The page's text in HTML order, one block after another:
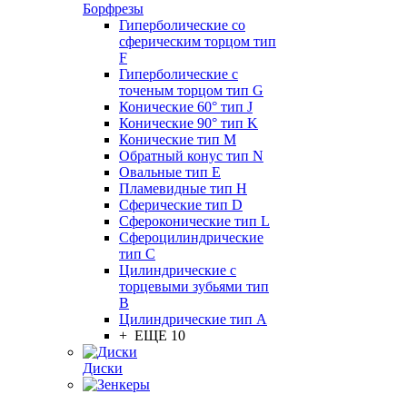
Борфрезы
Гиперболические cо
сферическим торцом тип
F
Гиперболические с
точеным торцом тип G
Конические 60° тип J
Конические 90° тип K
Конические тип M
Обратный конус тип N
Овальные тип E
Пламевидные тип H
Сферические тип D
Сфероконические тип L
Сфероцилиндрические
тип C
Цилиндрические с
торцевыми зубьями тип
B
Цилиндрические тип А
+ ЕЩЕ 10
Диски